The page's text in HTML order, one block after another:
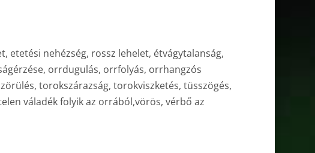
etetési nehézség, rossz lehelet, étvágytalanság,
orrdugulás, orrfolyás, orrhangzós
torokszárazság, torokviszketés, tüsszögés,
váladék folyik az orrából,vörös, vérbő az